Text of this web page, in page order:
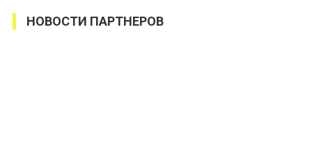
НОВОСТИ ПАРТНЕРОВ